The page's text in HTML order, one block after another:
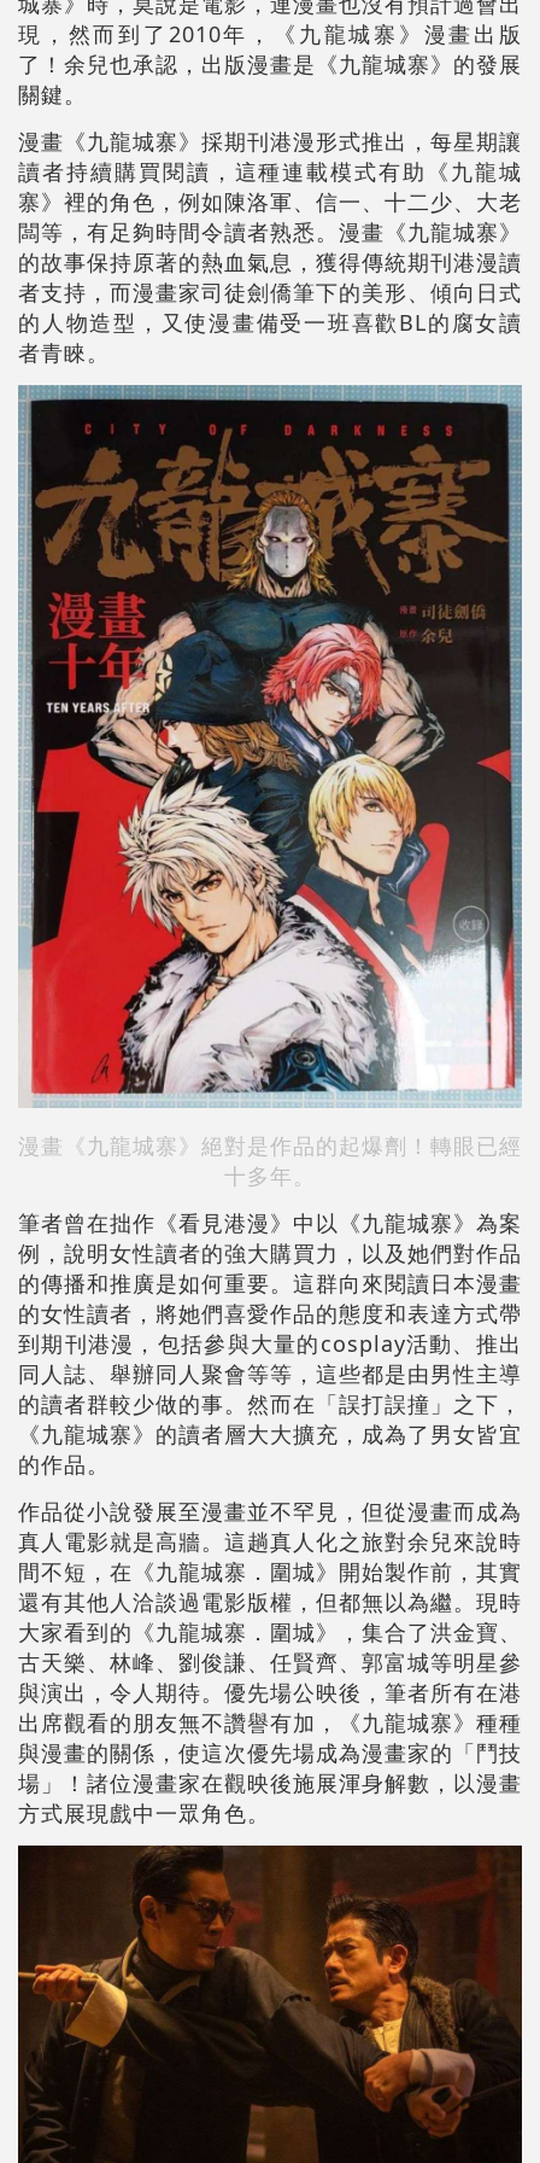
現，然而到了2010年，《九龍城寨》漫畫出版
了！余兒也承認，出版漫畫是《九龍城寨》的發展
關鍵。
漫畫《九龍城寨》採期刊港漫形式推出，每星期讓
讀者持續購買閱讀，這種連載模式有助《九龍城
寨》裡的角色，例如陳洛軍、信一、十二少、大老
闆等，有足夠時間令讀者熟悉。漫畫《九龍城寨》
的故事保持原著的熱血氣息，獲得傳統期刊港漫讀
者支持，而漫畫家司徒劍僑筆下的美形、傾向日式
的人物造型，又使漫畫備受一班喜歡BL的腐女讀
者青睞。
漫畫《九龍城寨》絕對是作品的起爆劑！轉眼已經
十多年。
筆者曾在拙作《看見港漫》中以《九龍城寨》為案
例，說明女性讀者的強大購買力，以及她們對作品
的傳播和推廣是如何重要。這群向來閱讀日本漫畫
的女性讀者，將她們喜愛作品的態度和表達方式帶
到期刊港漫，包括參與大量的cosplay活動、推出
同人誌、舉辦同人聚會等等，這些都是由男性主導
的讀者群較少做的事。然而在「誤打誤撞」之下，
《九龍城寨》的讀者層大大擴充，成為了男女皆宜
的作品。
作品從小說發展至漫畫並不罕見，但從漫畫而成為
真人電影就是高牆。這趟真人化之旅對余兒來說時
間不短，在《九龍城寨．圍城》開始製作前，其實
還有其他人洽談過電影版權，但都無以為繼。現時
大家看到的《九龍城寨．圍城》，集合了洪金寶、
古天樂、林峰、劉俊謙、任賢齊、郭富城等明星參
與演出，令人期待。優先場公映後，筆者所有在港
出席觀看的朋友無不讚譽有加，《九龍城寨》種種
與漫畫的關係，使這次優先場成為漫畫家的「鬥技
場」！諸位漫畫家在觀映後施展渾身解數，以漫畫
方式展現戲中一眾角色。